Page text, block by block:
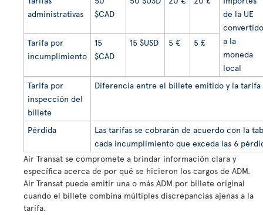
administrativas
$CAD
de la UE
a la
moneda
local
Tarifa por
incumplimiento
15
$CAD
15 $USD 5 € 5 £
Tarifa por
inspección del
billete
Diferencia entre el billete emitido y la tarifa
Pérdida
Las tarifas se cobrarán de acuerdo con la
cada incumplimiento que exceda las 6
Air Transat se compromete a brindar información clara y
específica acerca de por qué se hicieron los cargos de ADM.
Air Transat puede emitir una o más ADM por billete original
cuando el billete combina múltiples discrepancias ajenas a la
tarifa.